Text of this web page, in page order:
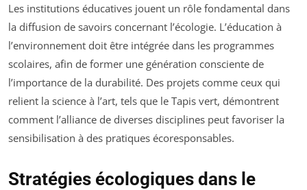
Les institutions éducatives jouent un rôle fondamental dans
la diffusion de savoirs concernant l’écologie. L’éducation à
l’environnement doit être intégrée dans les programmes
scolaires, afin de former une génération consciente de
l’importance de la durabilité. Des projets comme ceux qui
relient la science à l’art, tels que le Tapis vert, démontrent
comment l’alliance de diverses disciplines peut favoriser la
sensibilisation à des pratiques écoresponsables.
Stratégies écologiques dans le